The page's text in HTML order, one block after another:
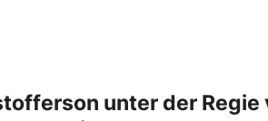
unter der